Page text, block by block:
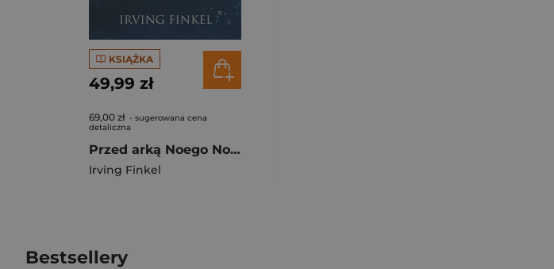
KSIĄŻKA
49,99 zł
69,00 zł - sugerowana cena
detaliczna
Przed arką Noego Nowa opowieść o potopie
Irving Finkel
Bestsellery